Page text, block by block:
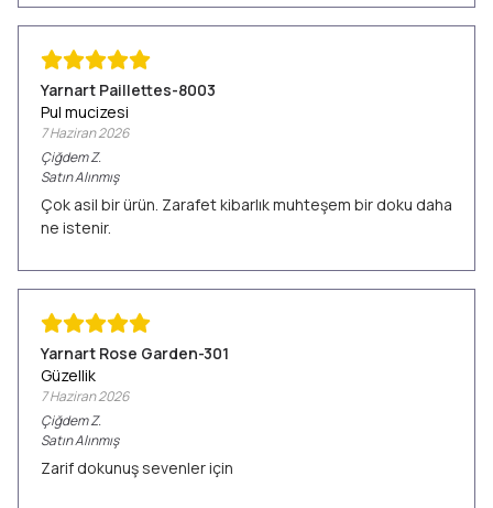
Yarnart Paillettes-8003
Pul mucizesi
7 Haziran 2026
ÇiğdemZ.
Satın Alınmış
Çok asil bir ürün. Zarafet kibarlık muhteşem bir doku daha
ne istenir.
Yarnart Rose Garden-301
Güzellik
7 Haziran 2026
ÇiğdemZ.
Satın Alınmış
Zarif dokunuş sevenler için